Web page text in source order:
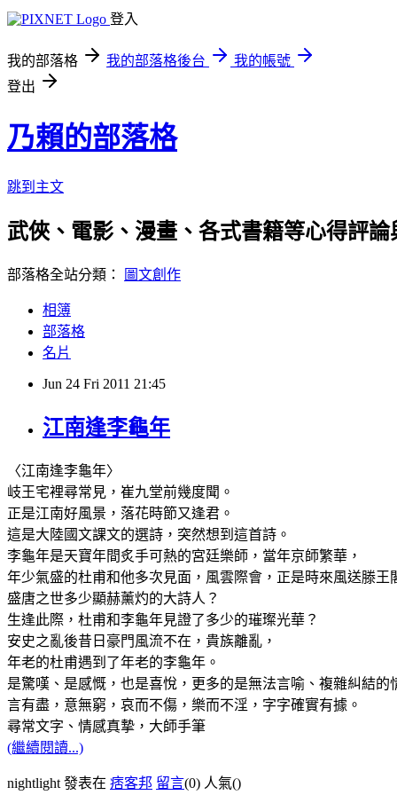
登入
我的部落格 我的部落格後台
我的帳號
登出
乃賴的部落格
跳到主文
武俠、電影、漫畫、各式書籍等心得評論
部落格全站分類： 圖文創作
相簿
部落格
名片
Jun 24 Fri 2011 21:45
江南逢李龜年
〈江南逢李龜年〉
岐王宅裡尋常見，崔九堂前幾度聞。
正是江南好風景，落花時節又逢君。
這是大陸國文課文的選詩，突然想到這首詩。
李龜年是天寶年間炙手可熱的宮廷樂師，當年京師繁華，
年少氣盛的杜甫和他多次見面，風雲際會，正是時來風送滕王
盛唐之世多少顯赫薰灼的大詩人？
生逢此際，杜甫和李龜年見證了多少的璀璨光華？
安史之亂後昔日豪門風流不在，貴族離亂，
年老的杜甫遇到了年老的李龜年。
是驚嘆、是感慨，也是喜悅，更多的是無法言喻、複雜糾結的
言有盡，意無窮，哀而不傷，樂而不淫，字字確實有據。
尋常文字、情感真摯，大師手筆
(繼續閱讀...)
nightlight 發表在 痞客邦 留言(0) 人氣()